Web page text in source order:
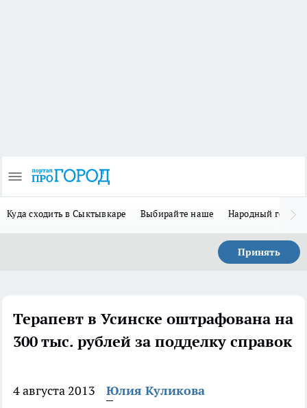
Куда сходить в Сыктывкаре Выбирайте наше Народный герой
Принять
Терапевт в Усинске оштрафована на
300 тыс. рублей за подделку справок
4 августа 2013
Юлия Куликова